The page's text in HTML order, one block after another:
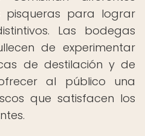
pisqueras para lograr
Las bodegas
de experimentar
de destilación y de
al público una
que satisfacen los